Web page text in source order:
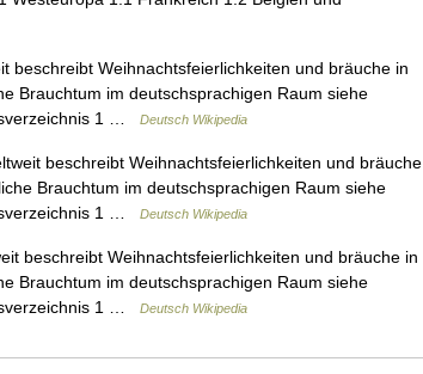
beschreibt Weihnachtsfeierlichkeiten und bräuche in
Brauchtum im deutschsprachigen Raum siehe
1 …
Deutsch Wikipedia
beschreibt Weihnachtsfeierlichkeiten und bräuche
Brauchtum im deutschsprachigen Raum siehe
1 …
Deutsch Wikipedia
beschreibt Weihnachtsfeierlichkeiten und bräuche in
Brauchtum im deutschsprachigen Raum siehe
1 …
Deutsch Wikipedia